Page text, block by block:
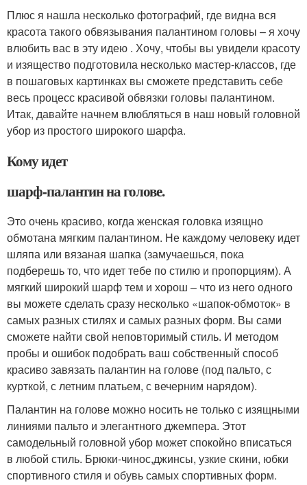
Плюс я нашла несколько фотографий, где видна вся
красота такого обвязывания палантином головы – я хочу
влюбить вас в эту идею . Хочу, чтобы вы увидели красоту
и изящество подготовила несколько мастер-классов, где
в пошаговых картинках вы сможете представить себе
весь процесс красивой обвязки головы палантином.
Итак, давайте начнем влюбляться в наш новый головной
убор из простого широкого шарфа.
Кому идет
шарф-палантин на голове.
Это очень красиво, когда женская головка изящно
обмотана мягким палантином. Не каждому человеку идет
шляпа или вязаная шапка (замучаешься, пока
подберешь то, что идет тебе по стилю и пропорциям). А
мягкий широкий шарф тем и хорош – что из него одного
вы можете сделать сразу несколько «шапок-обмоток» в
самых разных стилях и самых разных форм. Вы сами
сможете найти свой неповторимый стиль. И методом
пробы и ошибок подобрать ваш собственный способ
красиво завязать палантин на голове (под пальто, с
курткой, с летним платьем, с вечерним нарядом).
Палантин на голове можно носить не только с изящными
линиями пальто и элегантного джемпера. Этот
самодельный головной убор может спокойно вписаться
в любой стиль. Брюки-чинос,джинсы, узкие скини, юбки
спортивного стиля и обувь самых спортивных форм.